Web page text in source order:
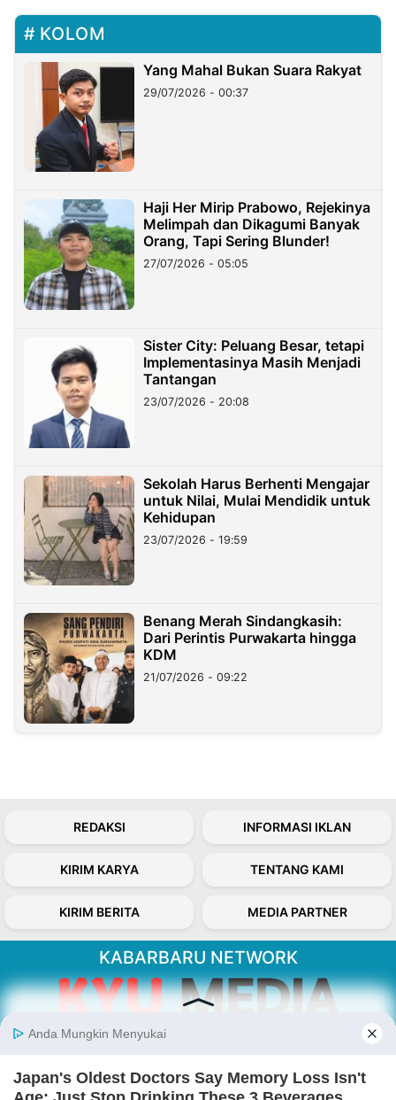
KOLOM
Yang Mahal Bukan Suara Rakyat
29/07/2026 - 00:37
Haji Her Mirip Prabowo, Rejekinya
Melimpah dan Dikagumi Banyak
Orang, Tapi Sering Blunder!
27/07/2026 - 05:05
Sister City: Peluang Besar, tetapi
Implementasinya Masih Menjadi
Tantangan
23/07/2026 - 20:08
Sekolah Harus Berhenti Mengajar
untuk Nilai, Mulai Mendidik untuk
Kehidupan
23/07/2026 - 19:59
Benang Merah Sindangkasih:
Dari Perintis Purwakarta hingga
KDM
21/07/2026 - 09:22
REDAKSI INFORMASI IKLAN
KIRIM KARYA TENTANG KAMI
KIRIM BERITA MEDIA PARTNER
KABARBARU NETWORK
Kabarbaru.co menyajikan berita aktual dan